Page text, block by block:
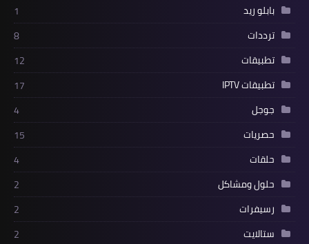
بابلو ريد
1
ترددات
8
تطبيقات
12
تطبيقات IPTV
17
جوجل
4
حصريات
15
حلقات
4
حلول ومشاكل
2
رسيفرات
2
ستالايت
2